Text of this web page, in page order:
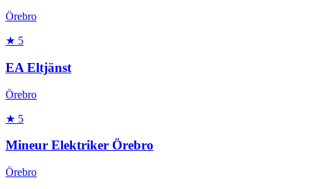
Örebro
★ 5
EA Eltjänst
Örebro
★ 5
Mineur Elektriker Örebro
Örebro